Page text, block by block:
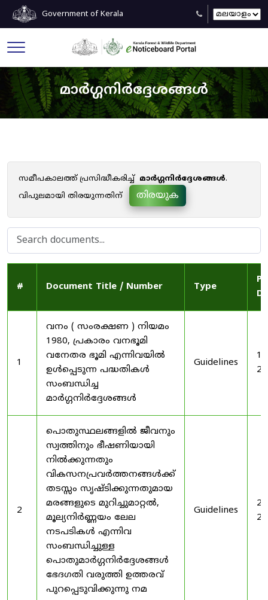
Government of Kerala
മാർഗ്ഗനിർദ്ദേശങ്ങൾ
സമീപകാലത്ത് പ്രസിദ്ധീകരിച്ച് മാർഗ്ഗനിർദ്ദേശങ്ങൾ.
വിപുലമായി തിരയുന്നതിന്
തിരയുക
# Document Title / Number Type
1
വനം ( സംരക്ഷണ ) നിയമം
1980, പ്രകാരം വനഭൂമി
വനേതര ഭൂമി എന്നിവയിൽ
ഉൾപ്പെടുന്ന പദ്ധതികൾ
സംബന്ധിച്ച
മാർഗ്ഗനിർദ്ദേശങ്ങൾ
Guidelines
2
പൊതുസ്ഥലങ്ങളിൽ ജീവനും
സ്വത്തിനും ഭീഷണിയായി
നിൽക്കുന്നതും
വികസനപ്രവർത്തനങ്ങൾക്ക്
തടസ്സം സൃഷ്ടിക്കുന്നതുമായ
മരങ്ങളുടെ മുറിച്ചുമാറ്റൽ,
മൂല്യനിർണ്ണയം ലേല
നടപടികൾ എന്നിവ
സംബന്ധിച്ചുള്ള
പൊതുമാർഗ്ഗനിർദ്ദേശങ്ങൾ
ഭേദഗതി വരുത്തി ഉത്തരവ്
പുറപ്പെടുവിക്കുന്നു നമ
Guidelines